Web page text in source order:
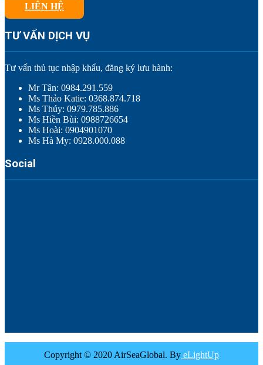
LIÊN HỆ
TƯ VẤN DỊCH VỤ
Tư vấn thủ tục nhập khẩu, đăng ký lưu hành:
Mr Tân: 0984.291.559
Ms Thảo Katie: 0368.874.718
Ms Thúy: 0979.785.886
Ms Hiền Bùi: 0988726654
Ms Hoài: 0904901070
Ms Hà My: 0928.000.088
Social
Copyright © 2020 AirSeaGlobal. By eLightUp